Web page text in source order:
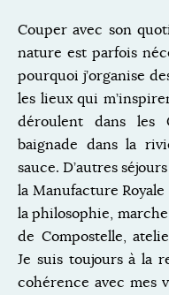
Couper avec son
nature est parfois
pourquoi j’organise
les lieux qui
déroulent dans les
baignade dans la
sauce. D’autres
la Manufacture
la philosophie,
de Compostelle,
Je suis toujours à la
cohérence avec mes